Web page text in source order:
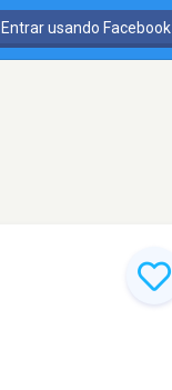
Entrar usando Facebook